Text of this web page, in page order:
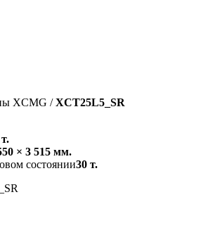
XCMG /XCT25L5_SR
× 3 515 мм.
состоянии30 т.